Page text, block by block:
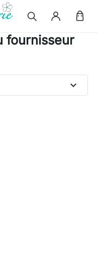
fournisseur
expand_more